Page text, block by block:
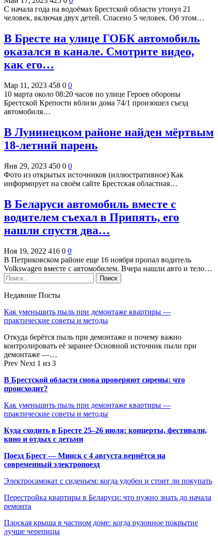
С начала года на водоёмах Брестской области утонул 21
человек, включая двух детей. Спасено 5 человек. Об этом…
В Бресте на улице ГОБК автомобиль
оказался в канале. Смотрите видео,
как его…
Мар 11, 2023 458 0 0
10 марта около 08:20 часов по улице Героев обороны
Брестской Крепости вблизи дома 74/1 произошел съезд
автомобиля…
В Лунинецком районе найден мёртвым
18-летний парень
Янв 29, 2023 450 0 0
Фото из открытых источников (иллюстративное) Как
информирует на своём сайте Брестская областная…
В Беларуси автомобиль вместе с
водителем съехал в Припять, его
нашли спустя два…
Ноя 19, 2022 416 0 0
В Петриковском районе еще 16 ноября пропал водитель
Volkswagen вместе с автомобилем. Вчера нашли авто и тело…
Недавние Посты
Как уменьшить пыль при демонтаже квартиры —
практические советы и методы
Откуда берётся пыль при демонтаже и почему важно
контролировать её заранее Основной источник пыли при
демонтаже —…
Prev Next 1 из 3
В Брестской области снова проверяют сирены: что
происходит?
Как уменьшить пыль при демонтаже квартиры —
практические советы и методы
Куда сходить в Бресте 25–26 июля: концерты, фестивали,
кино и отдых с детьми
Поезд Брест — Минск с 4 августа вернётся на
современный электропоезд
Электросамокат с сиденьем: когда удобен и стоит ли покупать
Перестройка квартиры в Беларуси: что нужно знать до начала
ремонта
Плоская крыша в частном доме: когда рулонное покрытие
лучше черепицы